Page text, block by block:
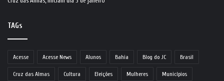
TAGs
Acesse Acesse News Alunos Bahia Blog do JC Brasil
Cruz das Almas Cultura Eleições Mulheres Municípios